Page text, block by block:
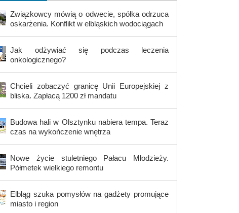
Związkowcy mówią o odwecie, spółka odrzuca
oskarżenia. Konflikt w elbląskich wodociągach
Jak odżywiać się podczas leczenia
onkologicznego?
Chcieli zobaczyć granicę Unii Europejskiej z
bliska. Zapłacą 1200 zł mandatu
Budowa hali w Olsztynku nabiera tempa. Teraz
czas na wykończenie wnętrza
Nowe życie stuletniego Pałacu Młodzieży.
Półmetek wielkiego remontu
Elbląg szuka pomysłów na gadżety promujące
miasto i region